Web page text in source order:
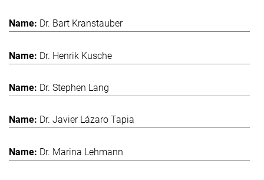
Dr. Bart Kranstauber
Dr. Henrik Kusche
Dr. Stephen Lang
Dr. Javier Lázaro Tapia
Dr. Marina Lehmann